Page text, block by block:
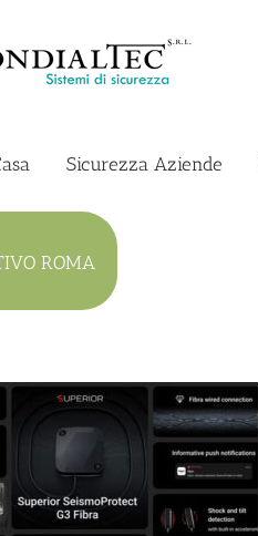
Sicurezza Aziende
ROMA